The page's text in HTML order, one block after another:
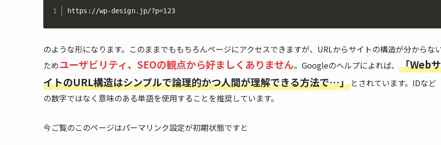
https://wp-design.jp/?p=123
のような形になります。このままでももちろんページにアクセスできますが、URLからサイトの構造が分からな
ためユーザビリティ、SEOの観点から好ましくありません。Googleのヘルプによれば、 「Webサ
イトのURL構造はシンプルで論理的かつ人間が理解できる方法で…」 とされています。IDなど
の数字ではなく意味のある単語を使用することを推奨しています。
今ご覧のこのページはパーマリンク設定が初期状態ですと